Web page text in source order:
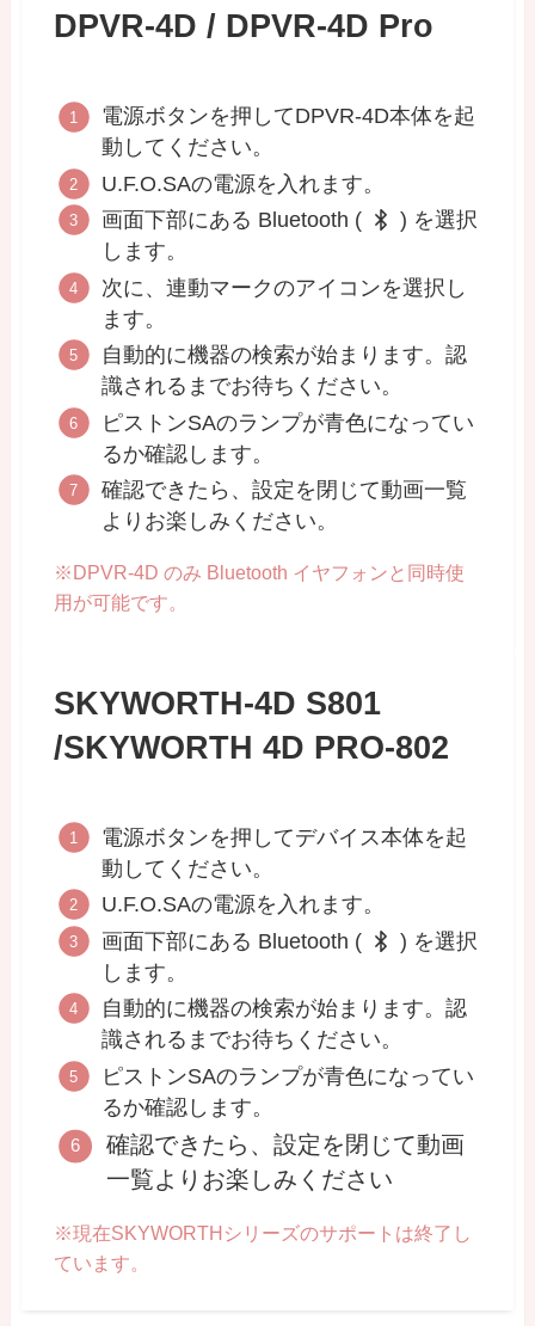
DPVR-4D / DPVR-4D Pro
電源ボタンを押してDPVR-4D本体を起
動してください。
U.F.O.SAの電源を入れます。
画面下部にある Bluetooth (
) を選択
します。
次に、連動マークのアイコンを選択し
ます。
自動的に機器の検索が始まります。認
識されるまでお待ちください。
ピストンSAのランプが青色になってい
るか確認します。
確認できたら、設定を閉じて動画一覧
よりお楽しみください。
※DPVR-4D のみ Bluetooth イヤフォンと同時使
用が可能です。
SKYWORTH-4D S801
/SKYWORTH 4D PRO-802
電源ボタンを押してデバイス本体を起
動してください。
U.F.O.SAの電源を入れます。
画面下部にある Bluetooth (
) を選択
します。
自動的に機器の検索が始まります。認
識されるまでお待ちください。
ピストンSAのランプが青色になってい
るか確認します。
確認できたら、設定を閉じて動画
一覧よりお楽しみください
※現在SKYWORTHシリーズのサポートは終了し
ています。